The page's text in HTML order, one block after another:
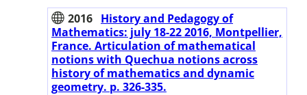
2016 History and Pedagogy of
Mathematics: july 18-22 2016, Montpellier,
France. Articulation of mathematical
notions with Quechua notions across
history of mathematics and dynamic
geometry. p. 326-335.